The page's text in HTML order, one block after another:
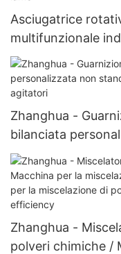
Asciugatrice
multifunzionale
asciugatura
Zhanghua -
bilanciata
di ricambio per
Zhanghua -
polveri chimiche /